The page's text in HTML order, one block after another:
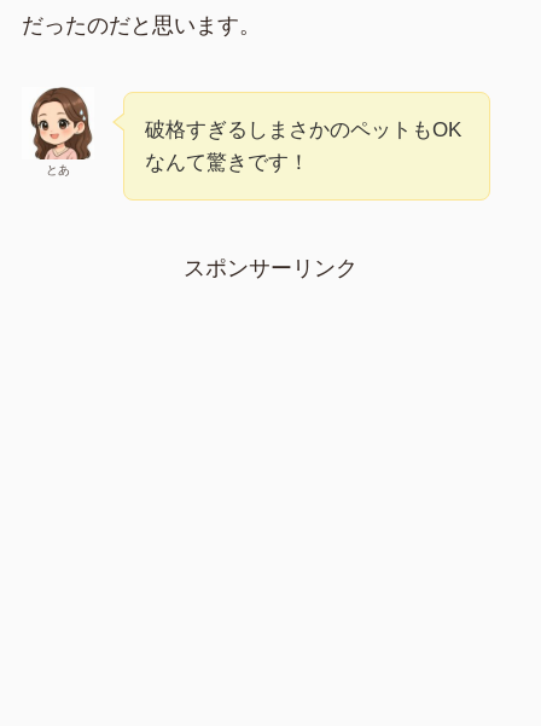
だったのだと思います。
とあ
破格すぎるしまさかのペットもOK
なんて驚きです！
スポンサーリンク